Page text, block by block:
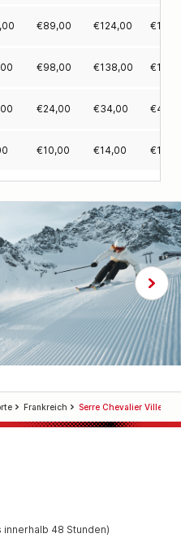
€89,00 €124,00 €
€98,00 €138,00 €
€24,00 €34,00 €
€10,00 €14,00 €
Frankreich Serre Chevalier
48 Stunden)